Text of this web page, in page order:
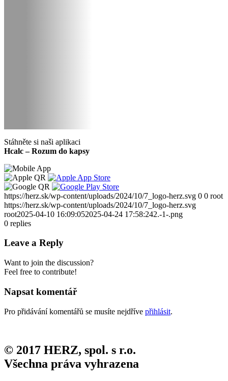
Stáhněte si naši aplikaci
Hcalc – Rozum do kapsy
https://herz.sk/wp-content/uploads/2024/10/7_logo-herz.svg 0 0 root
https://herz.sk/wp-content/uploads/2024/10/7_logo-herz.svg
root2025-04-10 16:09:052025-04-24 17:58:242.-1-.png
0 replies
Leave a Reply
Want to join the discussion?
Feel free to contribute!
Napsat komentář
Pro přidávání komentářů se musíte nejdříve přihlásit.
© 2017 HERZ, spol. s r.o.
Všechna práva vyhrazena